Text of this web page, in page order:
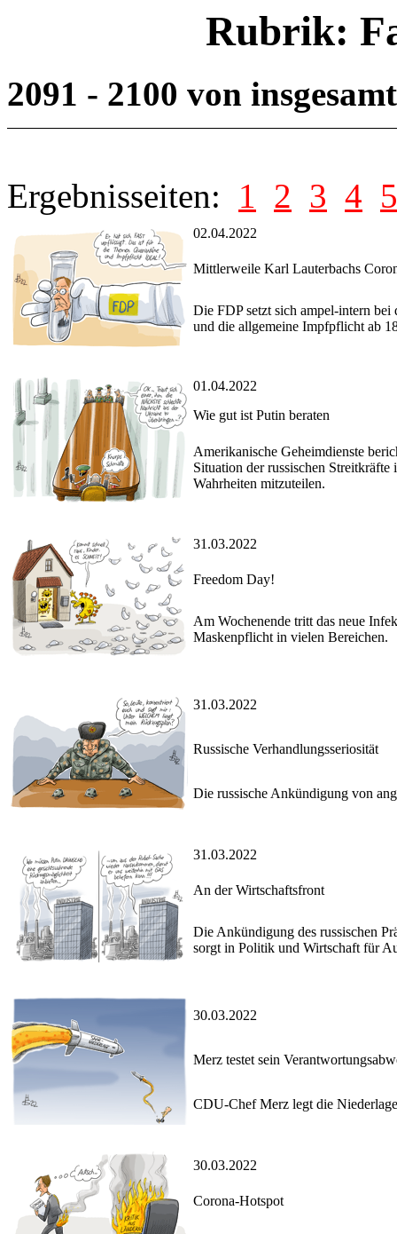
Rubrik:
2091 - 2100 von
Ergebnisseiten: 1 2 3 4 5
02.04.2022
Mittlerweile Karl Lauterbachs
Die FDP setzt sich ampel-intern
und die allgemeine Impfpflicht ab
01.04.2022
Wie gut ist Putin beraten
Amerikanische Geheimdienste
Situation der russischen
Wahrheiten mitzuteilen.
31.03.2022
Freedom Day!
Am Wochenende tritt das neue
Maskenpflicht in vielen Bereichen.
31.03.2022
Russische Verhandlungsseriosität
Die russische Ankündigung von
31.03.2022
An der Wirtschaftsfront
Die Ankündigung des russischen
sorgt in Politik und Wirtschaft für
30.03.2022
Merz testet sein
CDU-Chef Merz legt die
30.03.2022
Corona-Hotspot